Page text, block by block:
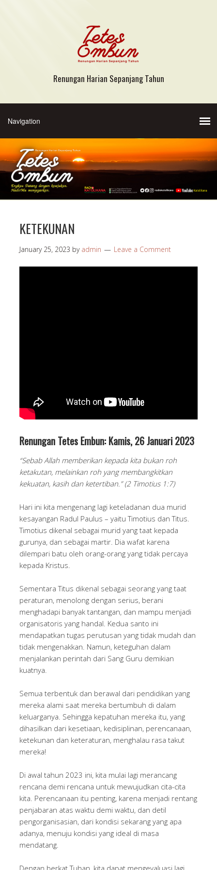
Renungan Harian Sepanjang Tahun
KETEKUNAN
January 25, 2023 by admin Leave a Comment
Renungan Tetes Embun: Kamis, 26 Januari 2023
“Sebab Allah memberikan kepada kita bukan roh
ketakutan, melainkan roh yang membangkitkan
kekuatan, kasih dan ketertiban.” (2 Timotius 1:7)
Hari ini kita mengenang lagi keteladanan dua murid
kesayangan Radul Paulus – yaitu Timotius dan Titus.
Timotius dikenal sebagai murid yang taat kepada
gurunya, dan sebagai martir. Dia wafat karena
dilempari batu oleh orang-orang yang tidak percaya
kepada Kristus.
Sementara Titus dikenal sebagai seorang yang taat
peraturan, menolong dengan serius, berani
menghadapi banyak tantangan, dan mampu menjadi
organisatoris yang handal. Kedua santo ini
mendapatkan tugas perutusan yang tidak mudah dan
tidak mengenakkan. Namun, keteguhan dalam
menjalankan perintah dari Sang Guru demikian
kuatnya.
Semua terbentuk dan berawal dari pendidikan yang
mereka alami saat mereka bertumbuh di dalam
keluarganya. Sehingga kepatuhan mereka itu, yang
dihasilkan dari kesetiaan, kedisiplinan, perencanaan,
ketekunan dan keteraturan, menghalau rasa takut
mereka!
Di awal tahun 2023 ini, kita mulai lagi merancang
rencana demi rencana untuk mewujudkan cita-cita
kita. Perencanaan itu penting, karena menjadi rentang
penjabaran atas waktu demi waktu, dan detil
pengorganisasian, dari kondisi sekarang yang apa
adanya, menuju kondisi yang ideal di masa
mendatang.
Dengan berkat Tuhan, kita dapat mengevaluasi lagi